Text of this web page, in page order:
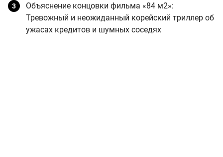
Объяснение концовки фильма «84 м2»:
Тревожный и неожиданный корейский триллер об
ужасах кредитов и шумных соседях